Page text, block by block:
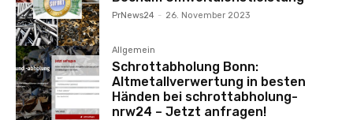
PrNews24 - 26. November 2023
Allgemein
Schrottabholung Bonn:
Altmetallverwertung in besten
Händen bei schrottabholung-
nrw24 – Jetzt anfragen!